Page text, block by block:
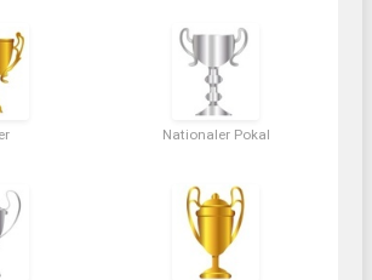
Nationaler Pokal